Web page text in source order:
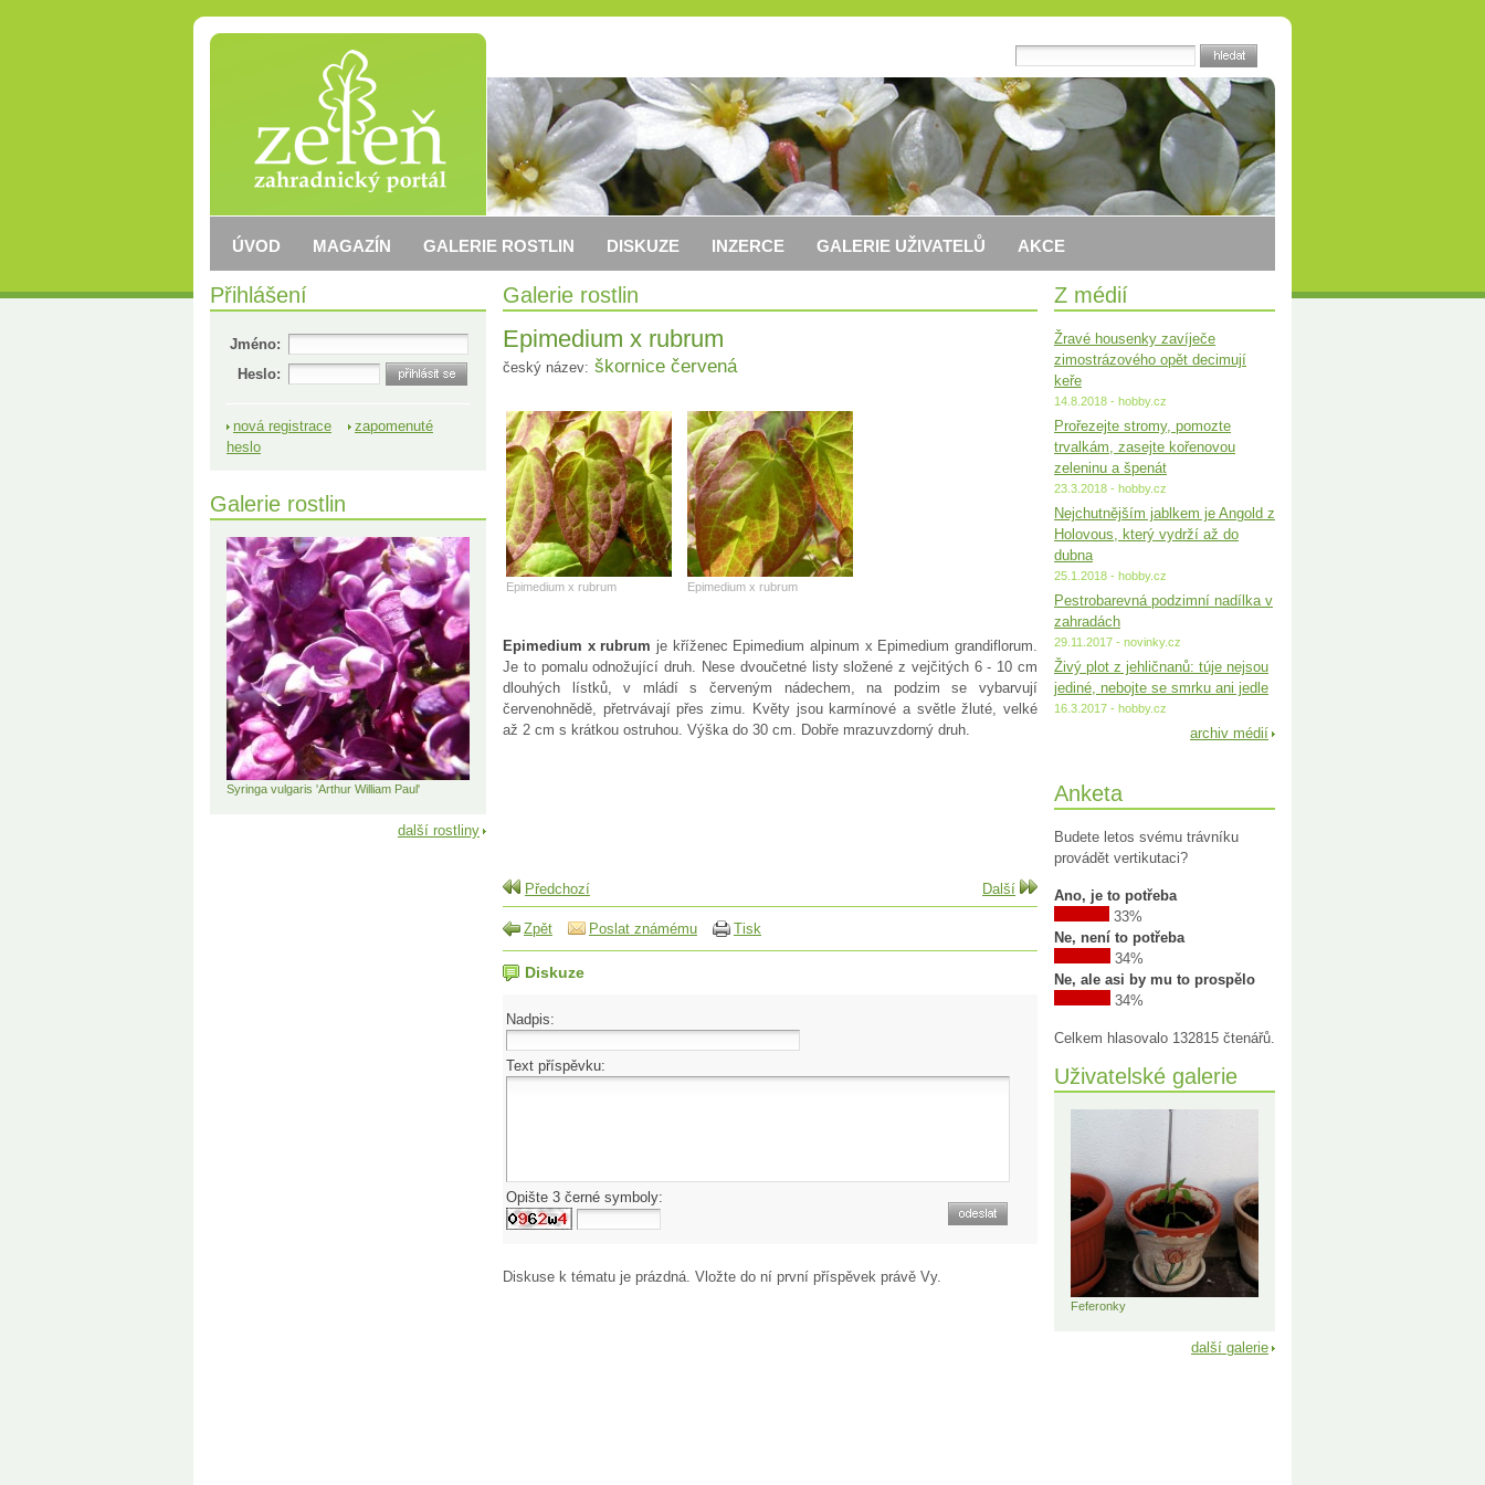
Galerie rostlin
Epimedium x rubrum
český název: škornice červená
Epimedium x rubrum Epimedium x rubrum
Epimedium x rubrum je kříženec Epimedium alpinum x Epimedium grandiflorum.
Je to pomalu odnožující druh. Nese dvoučetné listy složené z vejčitých 6 - 10 cm
dlouhých lístků, v mládí s červeným nádechem, na podzim se vybarvují
červenohnědě, přetrvávají přes zimu. Květy jsou karmínové a světle žluté, velké
až 2 cm s krátkou ostruhou. Výška do 30 cm. Dobře mrazuvzdorný druh.
Předchozí Další
Zpět Poslat známému Tisk
Diskuze
Nadpis:
Text příspěvku:
Opište 3 černé symboly:
Diskuse k tématu je prázdná. Vložte do ní první příspěvek právě Vy.
Z médií
Žravé housenky zavíječe
zimostrázového opět decimují
keře
14.8.2018 - hobby.cz
Prořezejte stromy, pomozte
trvalkám, zasejte kořenovou
zeleninu a špenát
23.3.2018 - hobby.cz
Nejchutnějším jablkem je Angold z
Holovous, který vydrží až do
dubna
25.1.2018 - hobby.cz
Pestrobarevná podzimní nadílka v
zahradách
29.11.2017 - novinky.cz
Živý plot z jehličnanů: túje nejsou
jediné, nebojte se smrku ani jedle
16.3.2017 - hobby.cz
archiv médií
Anketa
Budete letos svému trávníku
provádět vertikutaci?
Ano, je to potřeba
33%
Ne, není to potřeba
34%
Ne, ale asi by mu to prospělo
34%
Celkem hlasovalo 132815 čtenářů.
Uživatelské galerie
Feferonky
další galerie
Přihlášení
Jméno:
Heslo:
nová registrace
zapomenuté
heslo
Galerie rostlin
Syringa vulgaris 'Arthur William Paul'
další rostliny
ÚVOD MAGAZÍN GALERIE ROSTLIN DISKUZE INZERCE GALERIE UŽIVATELŮ AKCE